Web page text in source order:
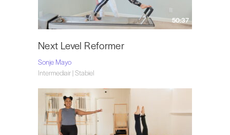
50:37
Next Level Reformer
Sonje Mayo
Intermediair | Stabiel